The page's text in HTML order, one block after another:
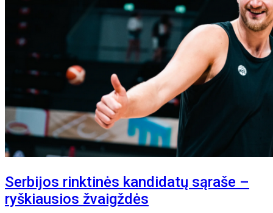
Serbijos rinktinės kandidatų sąraše –
ryškiausios žvaigždės